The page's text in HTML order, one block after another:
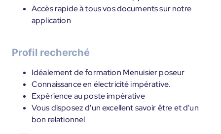
Accès rapide à tous vos documents sur notre
application
Profil recherché
Idéalement de formation Menuisier poseur
Connaissance en électricité impérative.
Expérience au poste impérative
Vous disposez d'un excellent savoir être et d'un
bon relationnel